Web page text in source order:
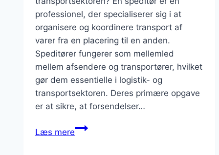
professionel, der specialiserer sig i at
organisere og koordinere transport af
varer fra en placering til en anden.
Speditører fungerer som mellemled
mellem afsendere og transportører, hvilket
gør dem essentielle i logistik- og
transportsektoren. Deres primære opgave
er at sikre, at forsendelser…
Læs mereSpeditør